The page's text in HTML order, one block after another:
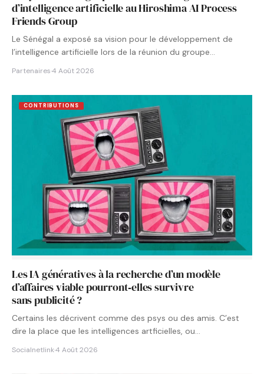
d’intelligence artificielle au Hiroshima AI Process
Friends Group
Le Sénégal a exposé sa vision pour le développement de
l’intelligence artificielle lors de la réunion du groupe…
Partenaires·4 Août 2026
CONTRIBUTIONS
Les IA génératives à la recherche d’un modèle
d’affaires viable pourront‑elles survivre
sans publicité ?
Certains les décrivent comme des psys ou des amis. C’est
dire la place que les intelligences artficielles, ou…
Socialnetlink·4 Août 2026